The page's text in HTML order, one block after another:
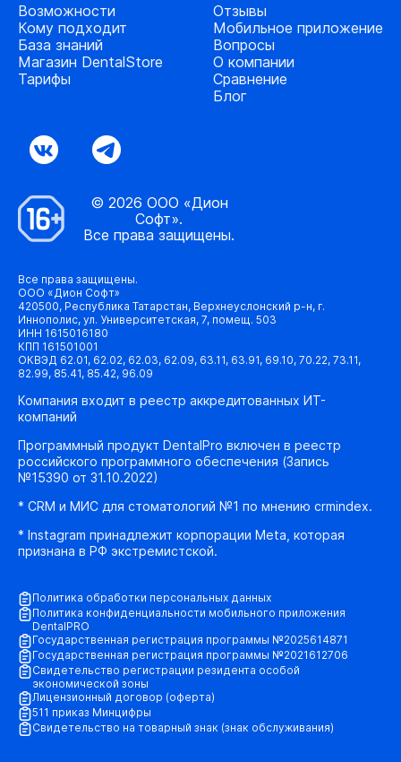
Возможности
Кому подходит
База знаний
Магазин DentalStore
Тарифы
Отзывы
Мобильное приложение
Вопросы
О компании
Сравнение
Блог
© 2026 ООО «Дион
Софт».
Все права защищены.
Все права защищены.
ООО «Дион Софт»
420500, Республика Татарстан, Верхнеуслонский р-н, г.
Иннополис, ул. Университетская, 7, помещ. 503
ИНН 1615016180
КПП 161501001
ОКВЭД 62.01, 62.02, 62.03, 62.09, 63.11, 63.91, 69.10, 70.22, 73.11,
82.99, 85.41, 85.42, 96.09
Компания входит в реестр аккредитованных ИТ-
компаний
Программный продукт DentalPro включен в реестр
российского программного обеспечения (Запись
№15390 от 31.10.2022)
* CRM и МИС для стоматологий №1 по мнению crmindex.
* Instagram принадлежит корпорации Meta, которая
признана в РФ экстремистской.
Политика обработки персональных данных
Политика конфиденциальности мобильного приложения
DentalPRO
Государственная регистрация программы №2025614871
Государственная регистрация программы №2021612706
Свидетельство регистрации резидента особой
экономической зоны
Лицензионный договор (оферта)
511 приказ Минцифры
Свидетельство на товарный знак (знак обслуживания)